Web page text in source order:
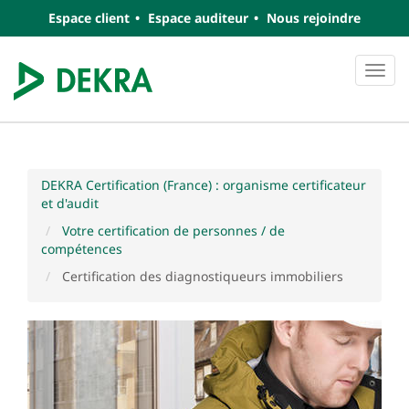
Espace client Espace auditeur Nous rejoindre
DEKRA Certification (France) : organisme certificateur
et d'audit
Votre certification de personnes / de
compétences
Certification des diagnostiqueurs immobiliers